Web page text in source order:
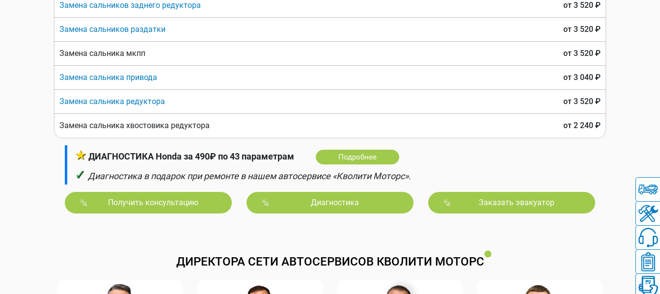
Замена сальников заднего редуктора от 3 520 ₽
Замена сальников раздатки от 3 520 ₽
Замена сальника мкпп от 3 520 ₽
Замена сальника привода от 3 040 ₽
Замена сальника редуктора от 3 520 ₽
Замена сальника хвостовика редуктора от 2 240 ₽
★ ДИАГНОСТИКА Honda за 490₽ по 43 параметрам Подробнее
✓ Диагностика в подарок при ремонте в нашем автосервисе «Кволити Моторс».
Получить консультацию Диагностика Заказать эвакуатор
ДИРЕКТОРА СЕТИ АВТОСЕРВИСОВ КВОЛИТИ МОТОРС